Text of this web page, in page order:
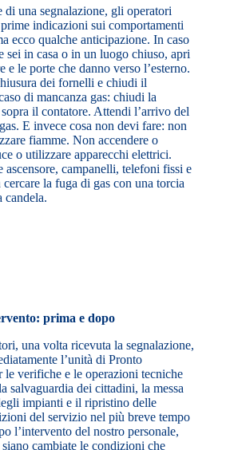
di una segnalazione, gli operatori
indicazioni sui comportamenti
ecco qualche anticipazione. In caso
sei in casa o in un luogo chiuso, apri
e le porte che danno verso l’esterno.
dei fornelli e chiudi il
di mancanza gas: chiudi la
il contatore. Attendi l’arrivo del
E invece cosa non devi fare: non
fiamme. Non accendere o
o utilizzare apparecchi elettrici.
ascensore, campanelli, telefoni fissi e
la fuga di gas con una torcia
candela.
prima e dopo
una volta ricevuta la segnalazione,
l’unità di Pronto
le verifiche e le operazioni tecniche
salvaguardia dei cittadini, la messa
impianti e il ripristino delle
del servizio nel più breve tempo
l’intervento del nostro personale,
siano cambiate le condizioni che